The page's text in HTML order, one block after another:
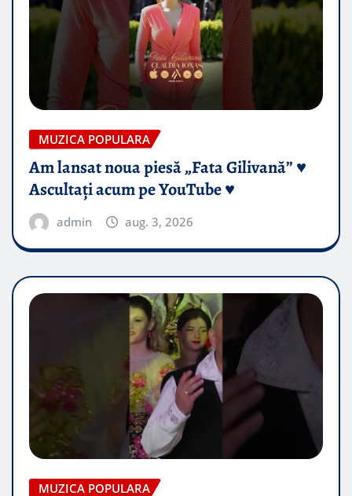
MUZICA POPULARA
Am lansat noua piesă „Fata Gilivană” ♥️
Ascultați acum pe YouTube ♥️
admin aug. 3, 2026
MUZICA POPULARA